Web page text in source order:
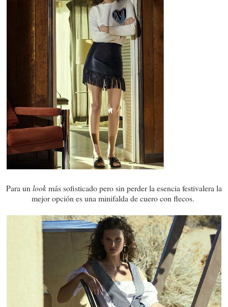
Para un lookmás sofisticado pero sin perder la esencia festivalera la
mejor opción es una minifalda de cuero con flecos.